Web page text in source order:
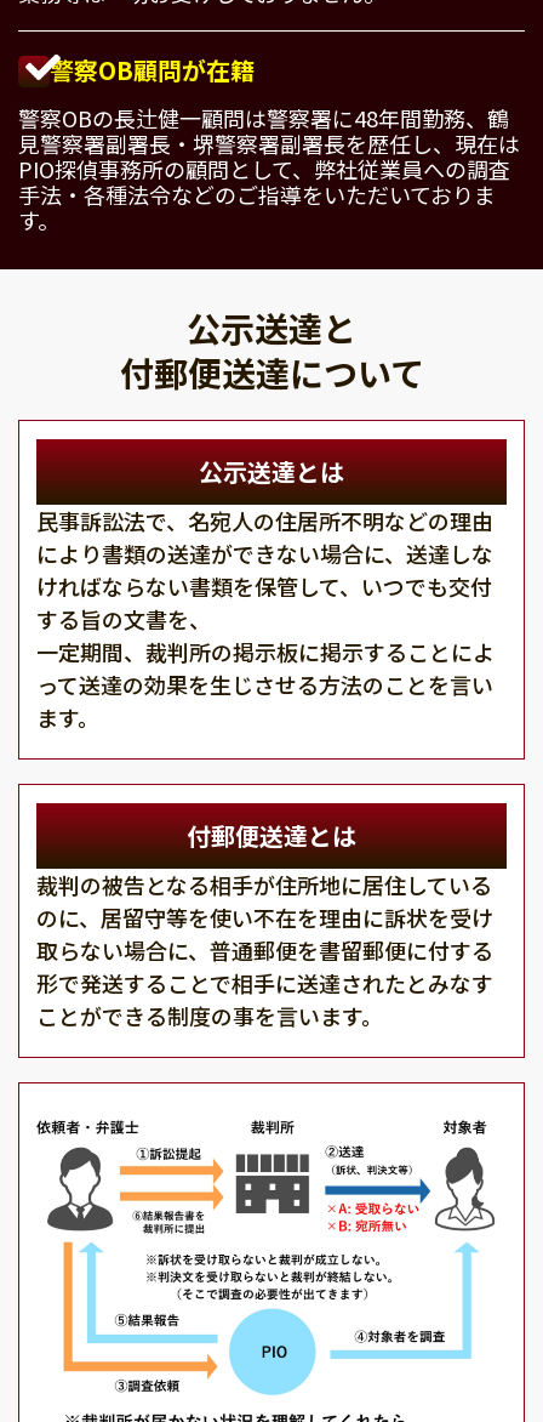
警察OB顧問が在籍
警察OBの長辻健一顧問は警察署に48年間勤務、鶴
見警察署副署長・堺警察署副署長を歴任し、現在は
PIO探偵事務所の顧問として、弊社従業員への調査
手法・各種法令などのご指導をいただいておりま
す。
公示送達と
付郵便送達について
公示送達とは
民事訴訟法で、名宛人の住居所不明などの理由
により書類の送達ができない場合に、送達しな
ければならない書類を保管して、いつでも交付
する旨の文書を、
一定期間、裁判所の掲示板に掲示することによ
って送達の効果を生じさせる方法のことを言い
ます。
付郵便送達とは
裁判の被告となる相手が住所地に居住している
のに、居留守等を使い不在を理由に訴状を受け
取らない場合に、普通郵便を書留郵便に付する
形で発送することで相手に送達されたとみなす
ことができる制度の事を言います。